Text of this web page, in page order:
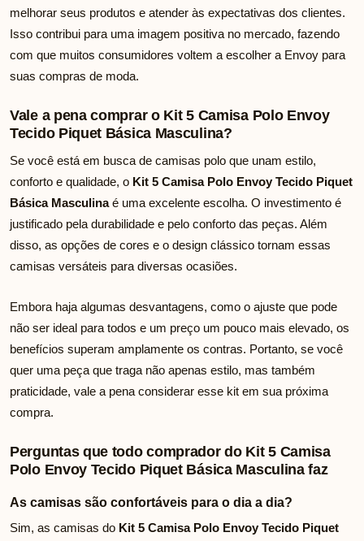
melhorar seus produtos e atender às expectativas dos clientes.
Isso contribui para uma imagem positiva no mercado, fazendo
com que muitos consumidores voltem a escolher a Envoy para
suas compras de moda.
Vale a pena comprar o Kit 5 Camisa Polo Envoy
Tecido Piquet Básica Masculina?
Se você está em busca de camisas polo que unam estilo,
conforto e qualidade, o Kit 5 Camisa Polo Envoy Tecido Piquet
Básica Masculinaé uma excelente escolha. O investimento é
justificado pela durabilidade e pelo conforto das peças. Além
disso, as opções de cores e o design clássico tornam essas
camisas versáteis para diversas ocasiões.
Embora haja algumas desvantagens, como o ajuste que pode
não ser ideal para todos e um preço um pouco mais elevado, os
benefícios superam amplamente os contras. Portanto, se você
quer uma peça que traga não apenas estilo, mas também
praticidade, vale a pena considerar esse kit em sua próxima
compra.
Perguntas que todo comprador do Kit 5 Camisa
Polo Envoy Tecido Piquet Básica Masculina faz
As camisas são confortáveis para o dia a dia?
Sim, as camisas do Kit 5 Camisa Polo Envoy Tecido Piquet